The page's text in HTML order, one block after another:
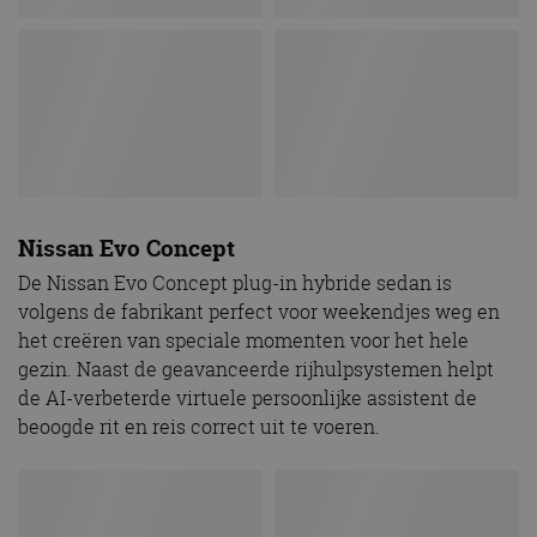
Nissan Evo Concept
De Nissan Evo Concept plug-in hybride sedan is
volgens de fabrikant perfect voor weekendjes weg en
het creëren van speciale momenten voor het hele
gezin. Naast de geavanceerde rijhulpsystemen helpt
de AI-verbeterde virtuele persoonlijke assistent de
beoogde rit en reis correct uit te voeren.